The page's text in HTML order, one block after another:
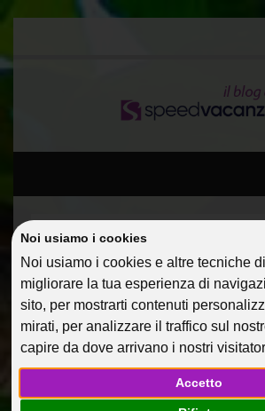
Noi usiamo i cookies
Noi usiamo i cookies e altre tecniche
migliorare la tua esperienza di
sito, per mostrarti contenuti
mirati, per analizzare il traffico sul
capire da dove arrivano i nostri
Accetto
Home Guide Di Viaggio
BODRUM PER
17 Mag 2013 Guide Di Viaggio